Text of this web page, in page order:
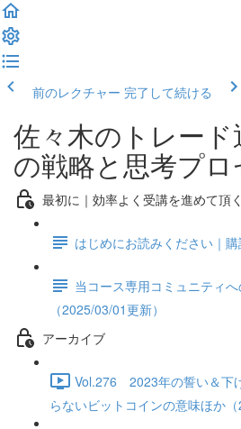
前のレクチャー 完了して続ける
佐々木のトレード
の戦略と思考プロ
最初に｜効率よく受講を進めて頂
はじめにお読みください｜
当コース専用コミュニティ
（2025/03/01更新）
アーカイブ
Vol.276 2023年の誓い＆下
らないビットコインの意味ほか